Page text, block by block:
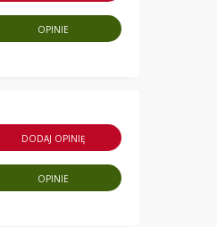
OPINIE
DODAJ OPINIĘ
OPINIE